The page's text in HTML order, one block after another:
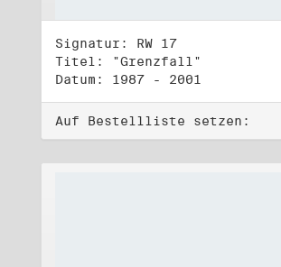
Signatur: RW 17
Titel: "Grenzfall"
Datum: 1987 - 2001
Auf Bestellliste setzen: